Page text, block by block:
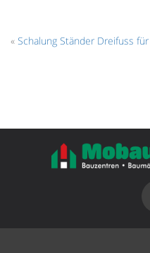
« Schalung Ständer Dreifuss